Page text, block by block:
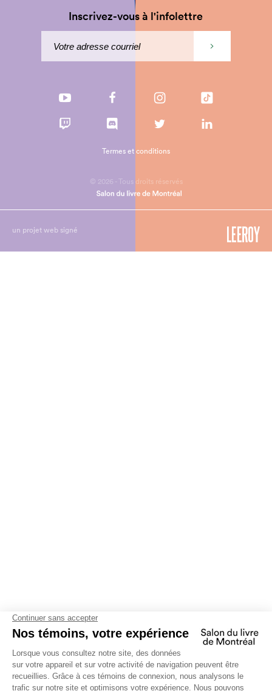
Inscrivez-vous à l'infolettre
© 2026 - Tous droits réservés
Termes et conditions
un projet web signé